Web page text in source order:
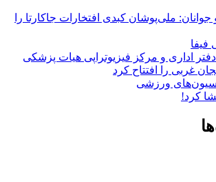
ملی‌پوشان کبدی افتخارات جاکارتا را
فیفا
اداری و مرکز فیزیوتراپی هیات پزشکی
غربی را افتتاح کرد
ورزشی
کرد!